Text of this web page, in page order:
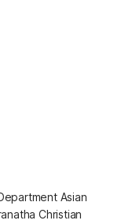
Asian
Christian